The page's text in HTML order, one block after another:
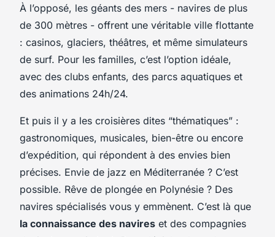
À l’opposé, les géants des mers - navires de plus
de 300 mètres - offrent une véritable ville flottante
: casinos, glaciers, théâtres, et même simulateurs
de surf. Pour les familles, c’est l’option idéale,
avec des clubs enfants, des parcs aquatiques et
des animations 24h/24.
Et puis il y a les croisières dites “thématiques” :
gastronomiques, musicales, bien-être ou encore
d’expédition, qui répondent à des envies bien
précises. Envie de jazz en Méditerranée ? C’est
possible. Rêve de plongée en Polynésie ? Des
navires spécialisés vous y emmènent. C’est là que
la connaissance des navires et des compagnies